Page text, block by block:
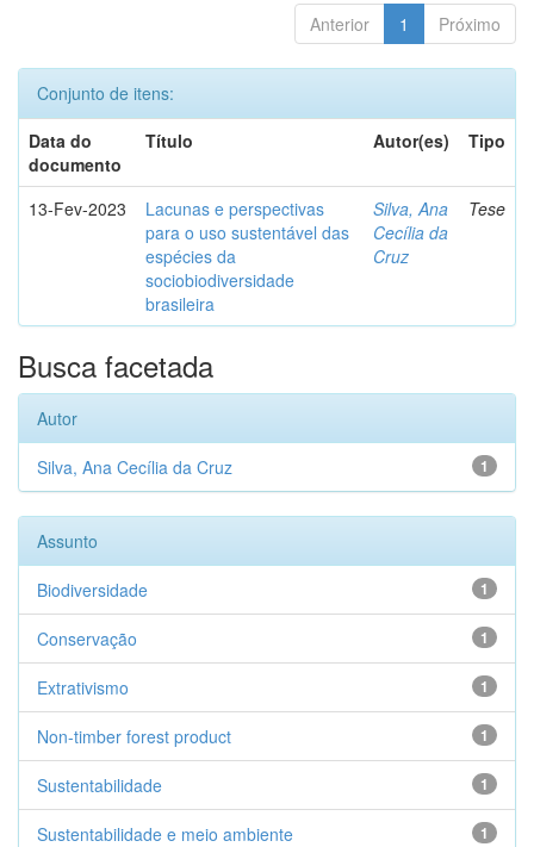
Anterior 1 Próximo
Conjunto de itens:
Data do
documento
Título Autor(es) Tipo
13-Fev-2023
Lacunas e perspectivas
para o uso sustentável das
espécies da
sociobiodiversidade
brasileira
Silva, Ana
Cecília da
Cruz
Tese
Busca facetada
Autor
1
Silva, Ana Cecília da Cruz
Assunto
1
Biodiversidade
1
Conservação
1
Extrativismo
1
Non-timber forest product
1
Sustentabilidade
1
Sustentabilidade e meio ambiente